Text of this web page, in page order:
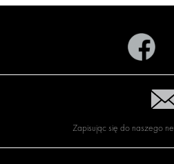
Zapisując się do naszego